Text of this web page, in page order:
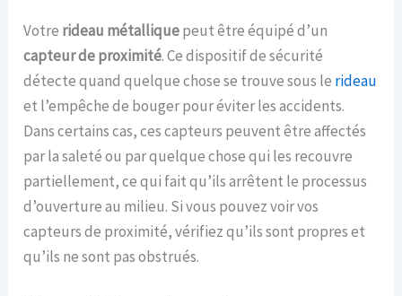
Votre rideau métalliquepeut être équipé d’un
capteur de proximité. Ce dispositif de sécurité
détecte quand quelque chose se trouve sous le rideau
et l’empêche de bouger pour éviter les accidents.
Dans certains cas, ces capteurs peuvent être affectés
par la saleté ou par quelque chose qui les recouvre
partiellement, ce qui fait qu’ils arrêtent le processus
d’ouverture au milieu. Si vous pouvez voir vos
capteurs de proximité, vérifiez qu’ils sont propres et
qu’ils ne sont pas obstrués.